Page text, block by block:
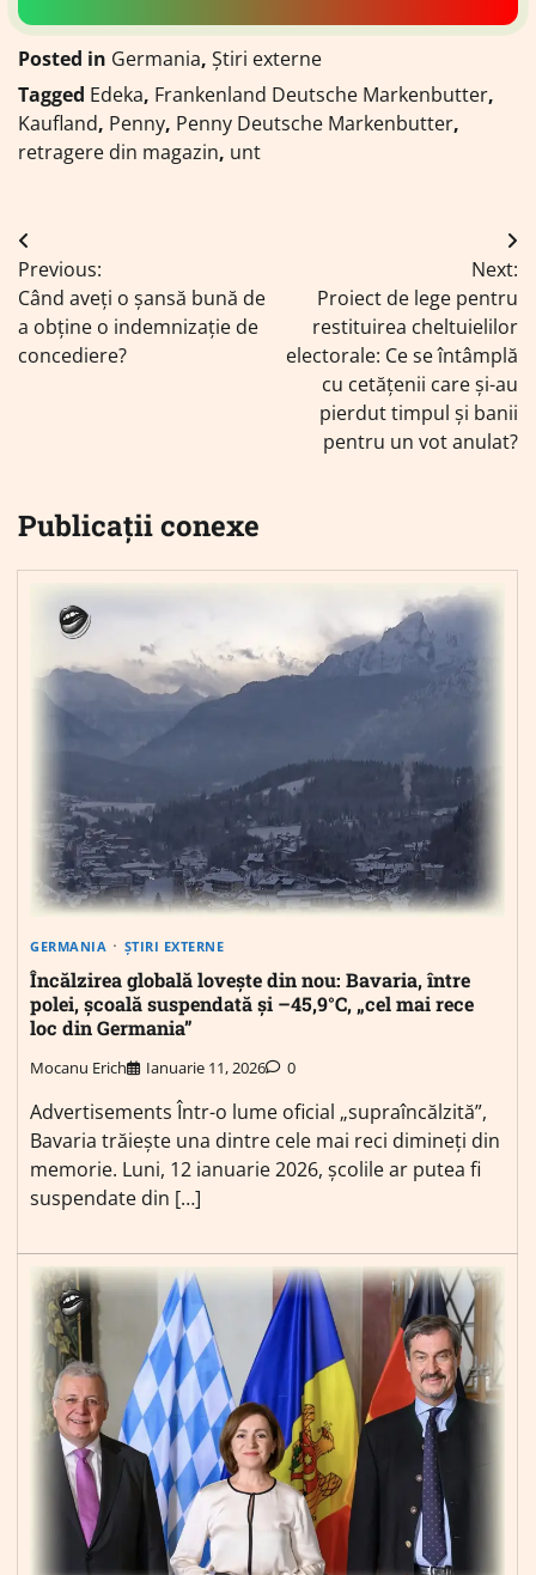
Posted in Germania, Știri externe
Tagged Edeka, Frankenland Deutsche Markenbutter,
Kaufland, Penny, Penny Deutsche Markenbutter,
retragere din magazin, unt
Navigare
în
articole
Previous:
Când aveți o șansă bună de
a obține o indemnizație de
concediere?
Next:
Proiect de lege pentru
restituirea cheltuielilor
electorale: Ce se întâmplă
cu cetățenii care și-au
pierdut timpul și banii
pentru un vot anulat?
Publicații conexe
GERMANIA ȘTIRI EXTERNE
Încălzirea globală lovește din nou: Bavaria, între
polei, școală suspendată și –45,9°C, „cel mai rece
loc din Germania”
Mocanu Erich Ianuarie 11, 2026 0
Advertisements Într-o lume oficial „supraîncălzită”,
Bavaria trăiește una dintre cele mai reci dimineți din
memorie. Luni, 12 ianuarie 2026, școlile ar putea fi
suspendate din […]